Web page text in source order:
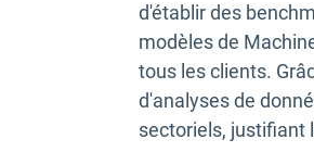
d'établir des
modèles de
tous les clients.
d'analyses de
sectoriels, justifiant